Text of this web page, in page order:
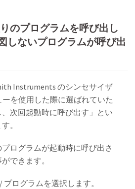
のプログラムを呼び出し
しないプログラムが呼び出
Instruments のシンセサイザ
を使用した際に選ばれていた
次回起動時に呼び出す」とい
。
ログラムが起動時に呼び出さ
できます。
ログラムを選択します。